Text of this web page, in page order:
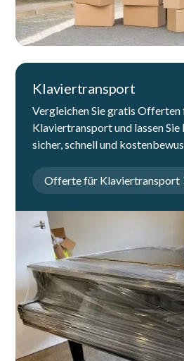
Klaviertransport
Vergleichen Sie gratis Offerten
Klaviertransport und lassen
sicher, schnell und
Offerte für Klaviertransport